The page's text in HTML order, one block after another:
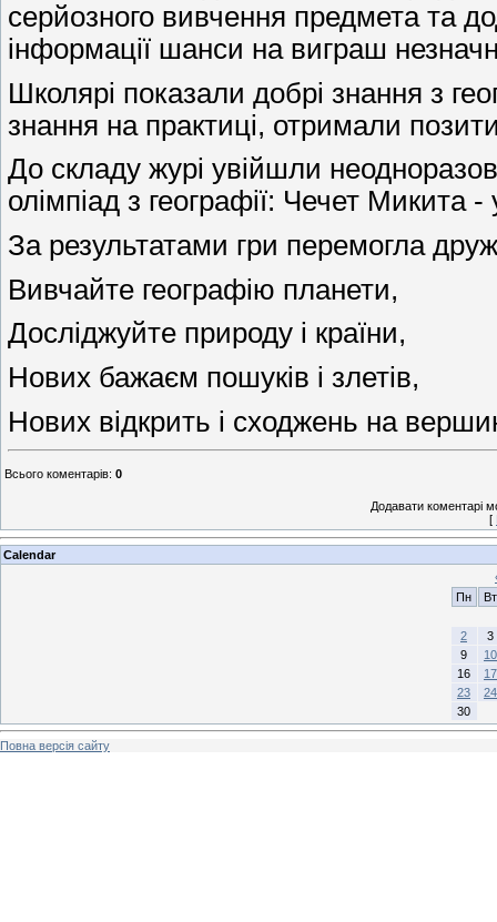
серйозного вивчення предмета та
інформації шанси на виграш
Школярі показали добрі знання з
знання на практиці, отримали
До складу журі увійшли
олімпіад з географії: Чечет Микита
За результатами гри перемогла
Вивчайте географію планети,
Досліджуйте природу і країни,
Нових бажаєм пошуків і злетів,
Нових відкрить і сходжень на
Всього коментарів: 0
Додавати коментарі
[
Calendar
Пн
Вт
2
3
9
10
16
17
23
24
30
Повна версія сайту